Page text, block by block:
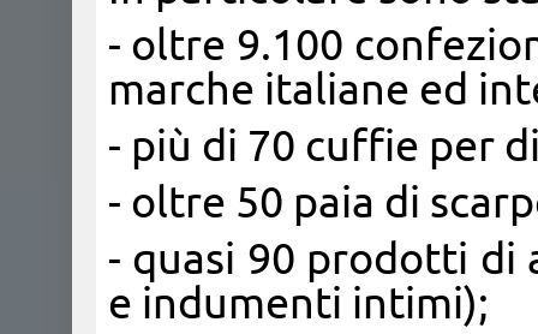
- oltre 9.100
marche italiane ed
- più di 70 cuffie per
- oltre 50 paia di
- quasi 90 prodotti di
e indumenti intimi);